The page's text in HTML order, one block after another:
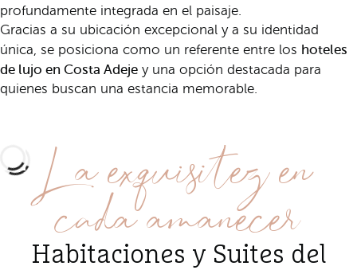
profundamente integrada en el paisaje.
Gracias a su ubicación excepcional y a su identidad
única, se posiciona como un referente entre los hoteles
de lujo en Costa Adeje y una opción destacada para
quienes buscan una estancia memorable.
La exquisitez en
cada amanecer
Habitaciones y Suites del